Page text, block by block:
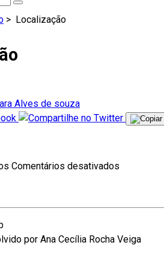
> Localização
Alves de souza
Comentários desativados
por Ana Cecília Rocha Veiga